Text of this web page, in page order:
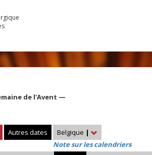
de l'Avent —
Autres dates Belgique |
Note sur les calendriers